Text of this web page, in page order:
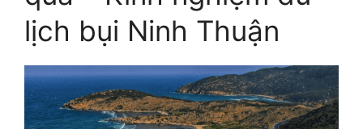
lịch bụi Ninh Thuận